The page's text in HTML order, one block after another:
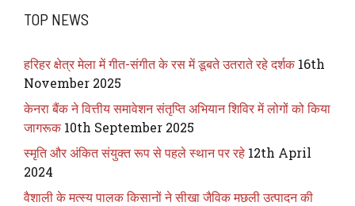
TOP NEWS
हरिहर क्षेत्र मेला में गीत-संगीत के रस में डूबते उतराते रहे दर्शक 16th
November 2025
केनरा बैंक ने वित्तीय समावेशन संतृप्ति अभियान शिविर में लोगों को किया
जागरूक 10th September 2025
स्मृति और अंकित संयुक्त रूप से पहले स्थान पर रहे 12th April
2024
वैशाली के मत्स्य पालक किसानों ने सीखा जैविक मछली उत्पादन की